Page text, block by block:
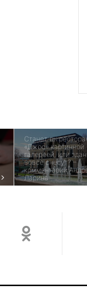
Станет ли
«Джос» картинной
галереей, или
вовсе снесут? –
комментарий
Ларина.